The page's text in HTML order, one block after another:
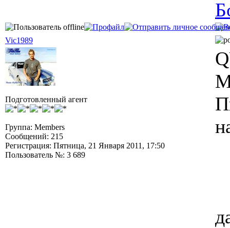
Vic1989
Подготовленный агент
Группа: Members
Сообщений: 215
Регистрация: Пятница, 21 Января 2011, 17:50
Пользователь №: 3 689